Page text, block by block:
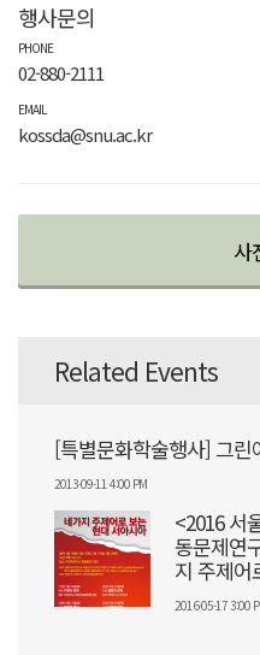
행사문의
PHONE
02-880-2111
EMAIL
kossda@snu.ac.kr
사
Related Events
[특별문화학술행사] 그린
2013-09-11 4:00 PM
<2016 서
동문제연
지 주제어
2016-05-17 3:00